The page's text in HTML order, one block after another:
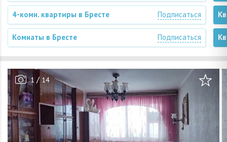
4-комн. квартиры в Бресте Подписаться
Комнаты в Бресте Подписаться
1 / 14